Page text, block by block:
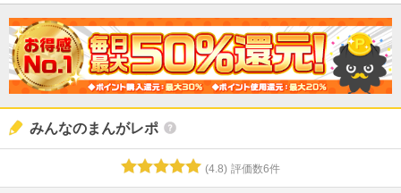
みんなのまんがレポ
(4.8) 評価数6件